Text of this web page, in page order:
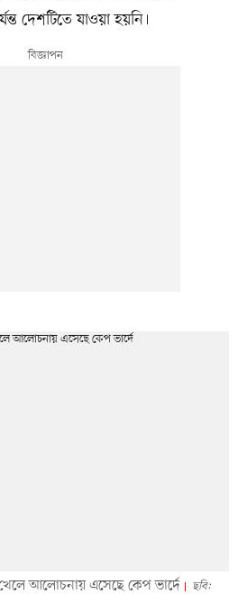
দেশটিতে যাওয়া হয়নি।
আলোচনায় এসেছে কেপ ভার্দে ছবি: